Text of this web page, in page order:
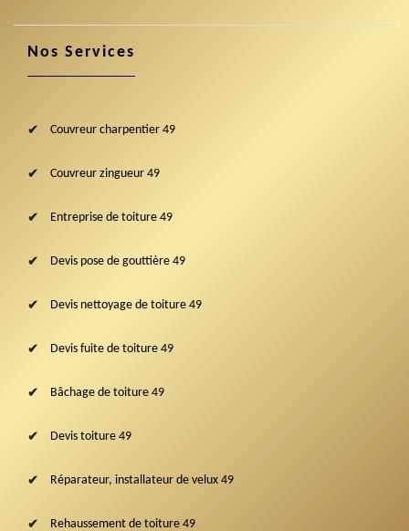
Nos Services
Couvreur charpentier 49
Couvreur zingueur 49
Entreprise de toiture 49
Devis pose de gouttière 49
Devis nettoyage de toiture 49
Devis fuite de toiture 49
Bâchage de toiture 49
Devis toiture 49
Réparateur, installateur de velux 49
Rehaussement de toiture 49